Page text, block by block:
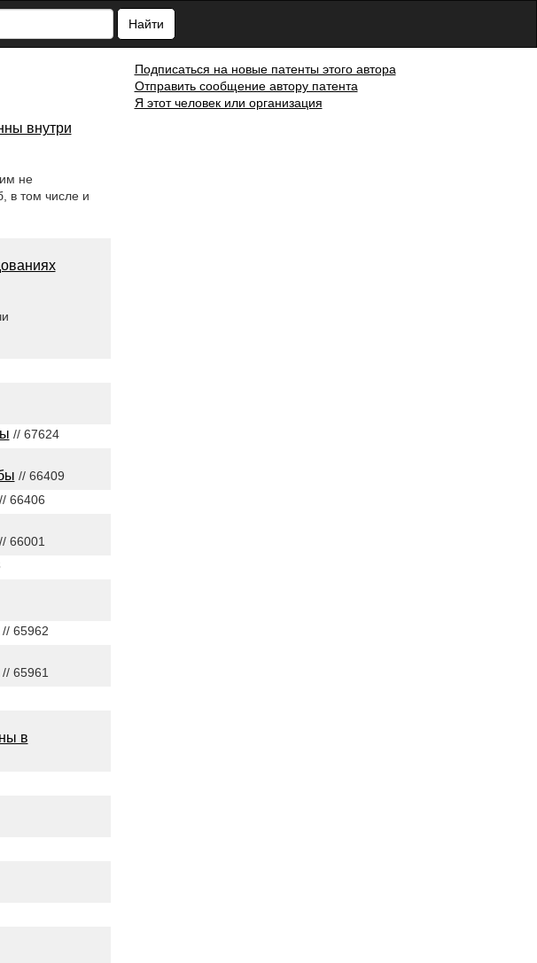
Найти
внутри
не
в том числе и
// 67624
// 66409
// 66406
// 66001
// 65962
// 65961
в
Подписаться на новые патенты этого автора
Отправить сообщение автору патента
Я этот человек или организация